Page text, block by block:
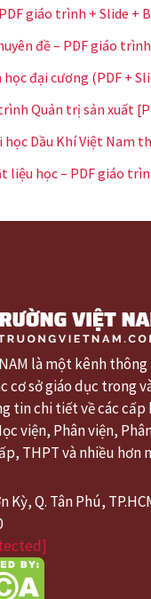
giáo trình + Slide +
đề – PDF giáo
đại cương (PDF +
Quản trị sản xuất
Dầu Khí Việt Nam
liệu học – PDF giáo
là một kênh
cơ sở giáo dục trong
tin chi tiết về các cấp
viện, Phân viện,
THPT và nhiều hơn
Kỳ, Q. Tân Phú,